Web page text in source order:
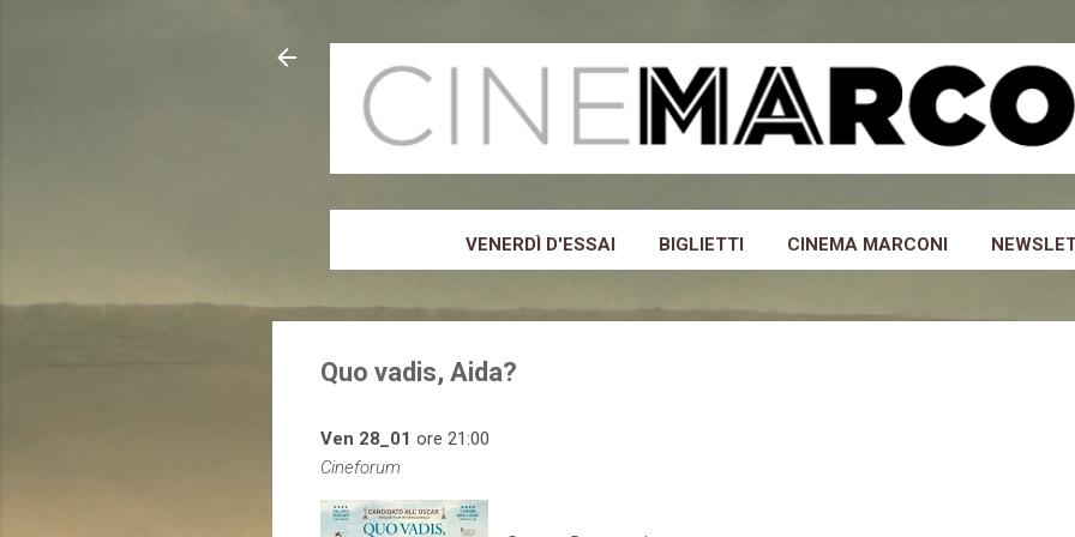
VENERDÌ D'ESSAI BIGLIETTI CINEMA MARCONI
Quo vadis, Aida?
Ven 28_01 ore 21:00
Cineforum